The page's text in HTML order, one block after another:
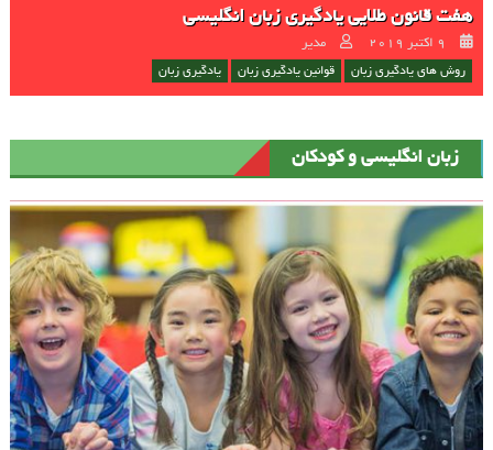
هفت قانون طلایی یادگیری زبان انگلیسی
Posted on
9 اکتبر 2019 Author
مدیر
روش های یادگیری زبان قوانین یادگیری زبان یادگیری زبان
زبان انگلیسی و کودکان